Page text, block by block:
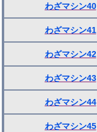
わざマシン40
わざマシン41
わざマシン42
わざマシン43
わざマシン44
わざマシン45